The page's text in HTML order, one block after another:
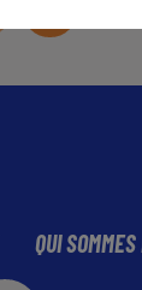
QUI SOMMES